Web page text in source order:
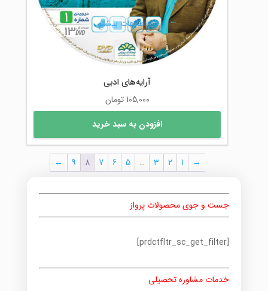
اطلاعات بیشتر
آرایه‌های ادبی
105,000 تومان
افزودن به سبد خرید
→
1
2
3
…
5
6
7
8
9
←
جست و جوی محصولات پرواز
[prdctfltr_sc_get_filter]
خدمات مشاوره تحصیلی